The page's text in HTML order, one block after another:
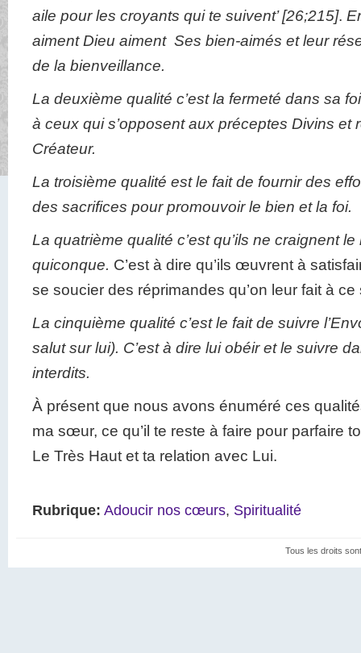
aile pour les croyants qui te suivent’[26;215].
aiment Dieu aiment Ses bien-aimés et leur
de la bienveillance.
La deuxième qualité c’est la fermeté dans sa
à ceux qui s’opposent aux préceptes Divins et
Créateur.
La troisième qualité est le fait de fournir des
des sacrifices pour promouvoir le bien et la foi.
La quatrième qualité c’est qu’ils ne craignent
quiconque. C’est à dire qu’ils œuvrent à
se soucier des réprimandes qu’on leur fait à ce
La cinquième qualité c’est le fait de suivre
salut sur lui). C’est à dire lui obéir et le suivre
interdits.
À présent que nous avons énuméré ces
ma sœur, ce qu’il te reste à faire pour parfaire
Le Très Haut et ta relation avec Lui.
Rubrique: Adoucir nos cœurs, Spiritualité
Tous les droits